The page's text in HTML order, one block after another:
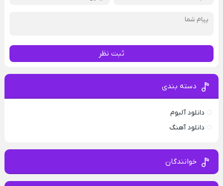
ثبت نظر
دسته بندی
دانلود آلبوم
دانلود آهنگ
خوانندگان